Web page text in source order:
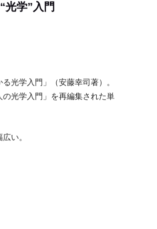
学”入門
光学入門」（安藤幸司著）。
光学入門」を再編集された単
い。